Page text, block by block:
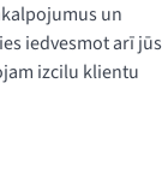
un
iedvesmot arī jūs
izcilu klientu